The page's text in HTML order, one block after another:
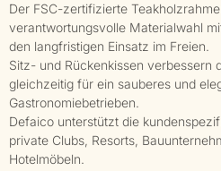
Der FSC-zertifizierte
verantwortungsvolle Materialwahl
den langfristigen Einsatz im Freien.
Sitz- und Rückenkissen verbessern
gleichzeitig für ein sauberes und
Gastronomiebetrieben.
Defaico unterstützt die
private Clubs, Resorts,
Hotelmöbeln.